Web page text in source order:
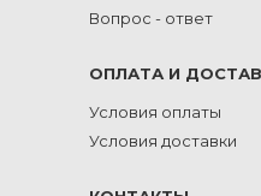
Вопрос - ответ
ОПЛАТА И
Условия оплаты
Условия доставки